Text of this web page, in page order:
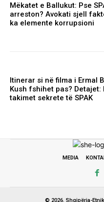
Mëkatet e Ballukut: Pse
arreston? Avokati sjell
ka elemente korrupsioni
Itinerar si në filma i Ermal
Kush fshihet pas? Detajet:
takimet sekrete të SPAK
MEDIA
© 2026. Shqipëria-